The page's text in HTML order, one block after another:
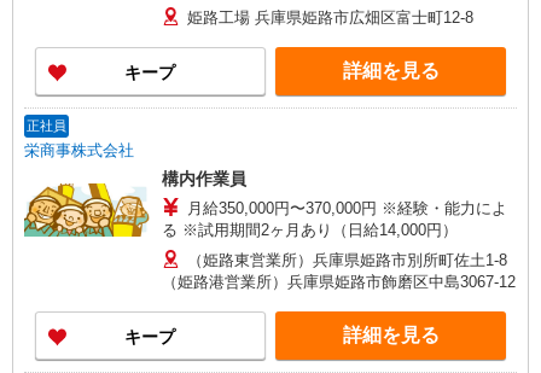
条件） 【年収例】 ・27歳（子供1人）／480万円
・25歳／415万円 ・21歳／385万円 ※年収例は下
記手当を含む ・家族・住宅手当有 ・賞与年2回
（2024年度実績：5.6ヶ月分） ・月残業10時間の
場合
姫路工場 兵庫県姫路市広畑区富士町12-8
キープ 詳細を見る
正社員
栄商事株式会社
構内作業員
月給350,000円〜370,000円 ※経験・能力によ
る ※試用期間2ヶ月あり（日給14,000円）
（姫路東営業所）兵庫県姫路市別所町佐土1-8
（姫路港営業所）兵庫県姫路市飾磨区中島3067-12
キープ 詳細を見る